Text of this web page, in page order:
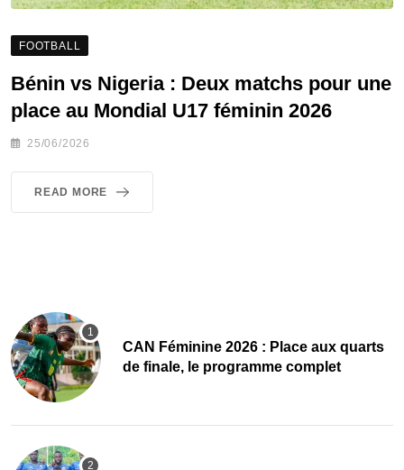
FOOTBALL
Bénin vs Nigeria : Deux matchs pour une
place au Mondial U17 féminin 2026
25/06/2026
READ MORE
CAN Féminine 2026 : Place aux quarts
de finale, le programme complet